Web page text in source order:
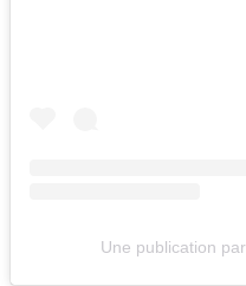
Une publication